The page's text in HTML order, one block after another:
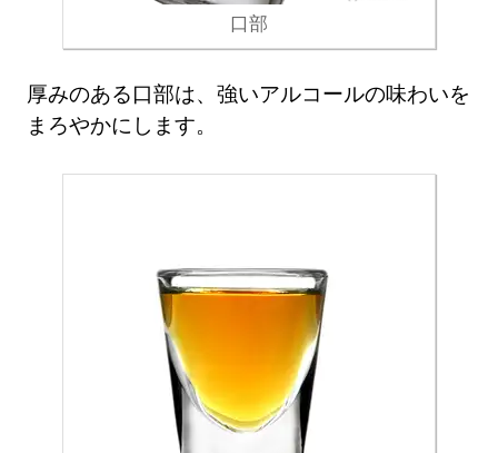
口部
厚みのある口部は、強いアルコールの味わいを
まろやかにします。